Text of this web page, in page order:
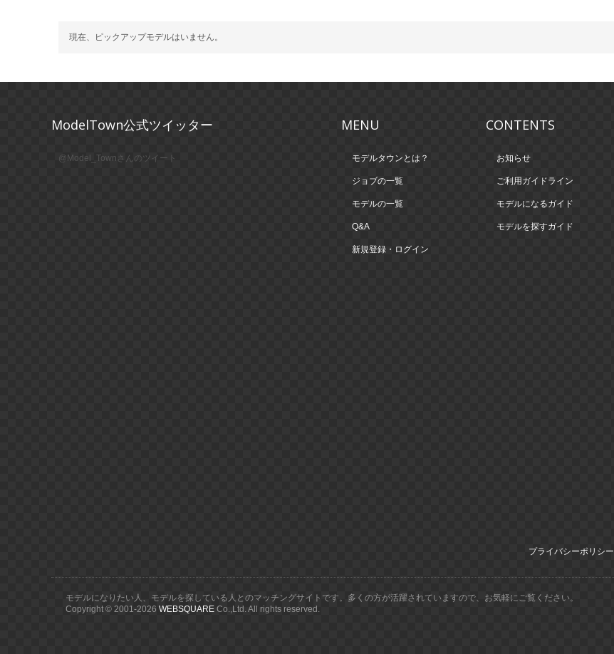
現在、ピックアップモデルはいません。
ModelTown公式ツイッター
@Model_Townさんのツイート
MENU
モデルタウンとは？
ジョブの一覧
モデルの一覧
Q&A
新規登録・ログイン
CONTENTS
お知らせ
ご利用ガイドライン
モデルになるガイド
モデルを探すガイド
プライバシーポリシー
モデルになりたい人、モデルを探している人とのマッチングサイトです。多くの方が活躍されていますので、お気軽にご覧ください。
Copyright © 2001-2026 WEBSQUARE Co.,Ltd. All rights reserved.